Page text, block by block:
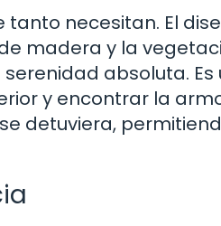
necesitan. El
madera y la
absoluta. Es
y encontrar la
detuviera,